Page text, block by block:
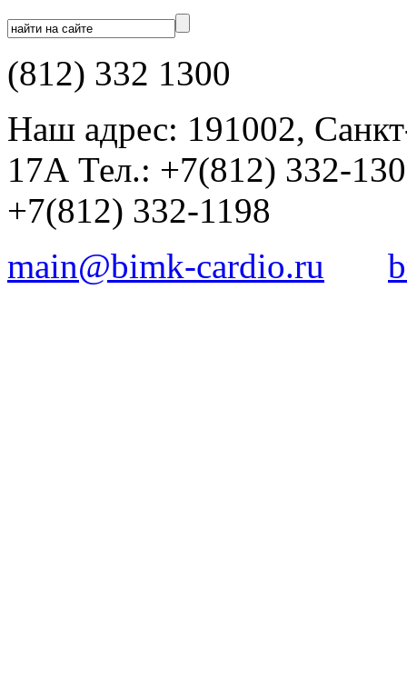
(812) 332 1300
Наш адрес: 191002,
17А Тел.: +7(812) 332-
+7(812) 332-1198
main@bimk-cardio.ru